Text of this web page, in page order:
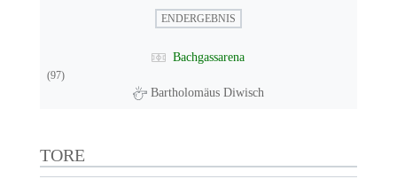
ENDERGEBNIS
Bachgassarena
(97)
Bartholomäus Diwisch
TORE